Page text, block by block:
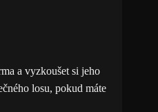
a vyzkoušet si jeho
losu, pokud máte